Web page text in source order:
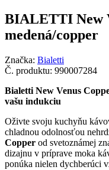
BIALETTI New
medená/copper
Značka: Bialetti
Č. produktu: 990007284
Bialetti New Venus
vašu indukciu
Oživte svoju kuchyňu
chladnou odolnosťou
Copper od svetoznámej
dizajnu v príprave moka
ponúka nielen dychberúci